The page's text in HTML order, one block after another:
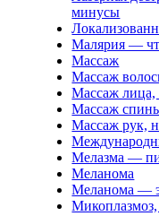
минусы
Малярия —
Массаж
Массаж
Массаж лица,
Массаж
Массаж рук,
Мелазма —
Меланома
Меланома —